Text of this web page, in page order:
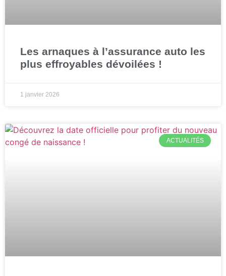
Les arnaques à l’assurance auto les
plus effroyables dévoilées !
1 janvier 2026
ACTUALITÉS